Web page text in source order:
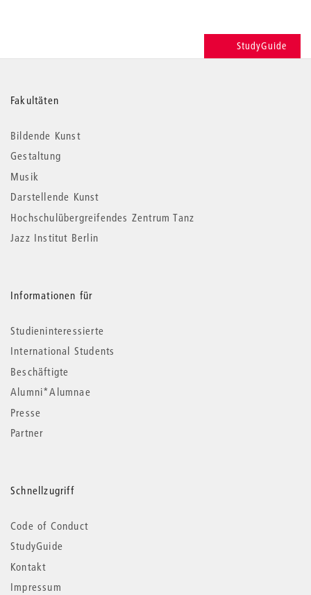
StudyGuide
Weitere
Informationen
Fakultäten
Bildende Kunst
Gestaltung
Musik
Darstellende Kunst
Hochschulübergreifendes Zentrum Tanz
Jazz Institut Berlin
Informationen für
Studieninteressierte
International Students
Beschäftigte
Alumni*Alumnae
Presse
Partner
Schnellzugriff
Code of Conduct
StudyGuide
Kontakt
Impressum